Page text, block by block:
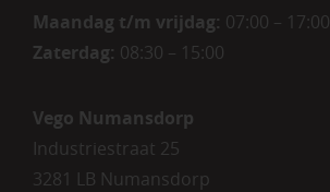
Maandag t/m vrijdag: 07:00 – 17:00
Zaterdag: 08:30 – 15:00
Vego Numansdorp
Industriestraat 25
3281 LB Numansdorp